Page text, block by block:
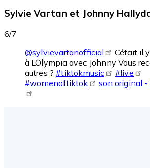
Sylvie Vartan et Johnny
6/7
@sylvievartanofficial
Cétait il
à LOlympia avec Johnny Vous
autres ? #tiktokmusic
#live
#womenoftiktok
son original